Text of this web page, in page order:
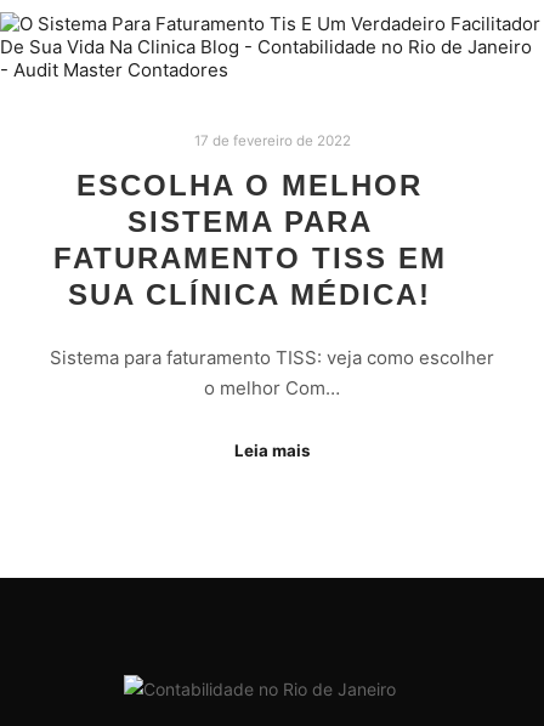
17 de fevereiro de 2022
ESCOLHA O MELHOR
SISTEMA PARA
FATURAMENTO TISS EM
SUA CLÍNICA MÉDICA!
Sistema para faturamento TISS: veja como escolher
o melhor Com…
Leia mais